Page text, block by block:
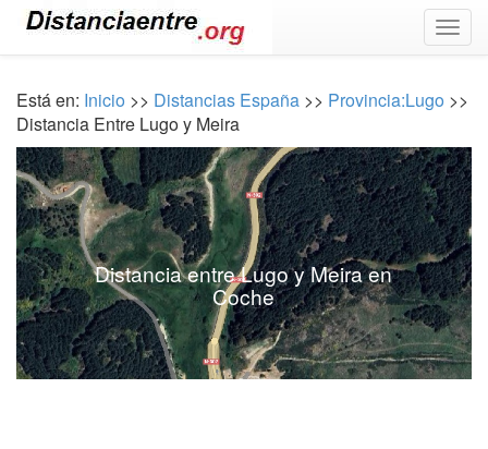
Está en: Inicio >> Distancias España >> Provincia:Lugo >>
Distancia Entre Lugo y Meira
Distancia entre Lugo y Meira en
Coche